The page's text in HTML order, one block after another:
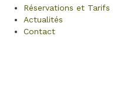
Réservations et Tarifs
Actualités
Contact